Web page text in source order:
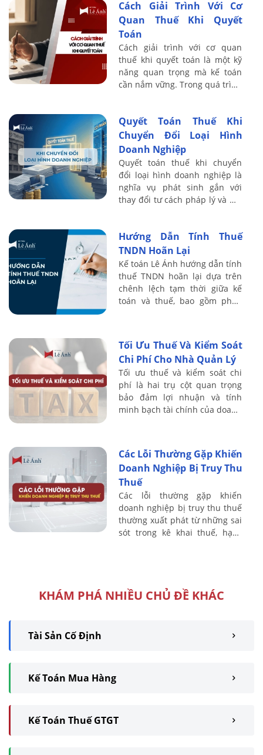
Cách Giải Trình Với Cơ
Quan Thuế Khi Quyết
Toán
Cách giải trình với cơ quan
thuế khi quyết toán là một kỹ
năng quan trọng mà kế toán
cần nắm vững. Trong quá trình
cung ...
Quyết Toán Thuế Khi
Chuyển Đổi Loại Hình
Doanh Nghiệp
Quyết toán thuế khi chuyển
đổi loại hình doanh nghiệp là
nghĩa vụ phát sinh gắn với
thay đổi tư cách pháp lý và mã
toán ...
Hướng Dẫn Tính Thuế
TNDN Hoãn Lại
Kế toán Lê Ánh hướng dẫn tính
thuế TNDN hoãn lại dựa trên
chênh lệch tạm thời giữa kế
toán và thuế, bao gồm phân
Tối Ưu Thuế Và Kiểm Soát
Chi Phí Cho Nhà Quản Lý
Tối ưu thuế và kiểm soát chi
phí là hai trụ cột quan trọng
bảo đảm lợi nhuận và tính
minh bạch tài chính của doanh
hợp ...
Các Lỗi Thường Gặp Khiến
Doanh Nghiệp Bị Truy Thu
Thuế
Các lỗi thường gặp khiến
doanh nghiệp bị truy thu thuế
thường xuất phát từ những sai
sót trong kê khai thuế, hạch
KHÁM PHÁ NHIỀU CHỦ ĐỀ KHÁC
Tài Sản Cố Định
Kế Toán Mua Hàng
Kế Toán Thuế GTGT